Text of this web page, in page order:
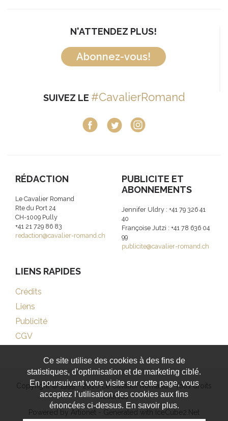
N'ATTENDEZ PLUS!
Abonnez-vous!
SUIVEZ LE #CavalierRomand
RÉDACTION
Le Cavalier Romand
Rte du Port 24
CH-1009 Pully
+41 21 729 86 83
redaction@cavalier-romand.ch
PUBLICITE ET
ABONNEMENTS
Jennifer Uldry : +41 79 326 41
40
Françoise Jutzi : +41 78 636 04
99
publicite@cavalier-romand.ch
LIENS RAPIDES
Crédits
Liens
Publicité
CGV
Copyright © 1999 - 2026 Le Cavalier Romand - Tous droits
réservés
Powered by Artionet - Generated with IceCube2.Net
Ce site utilise des cookies à des fins de
statistiques, d’optimisation et de marketing ciblé.
En poursuivant votre visite sur cette page, vous
acceptez l’utilisation des cookies aux fins
énoncées ci-dessus. En savoir plus.